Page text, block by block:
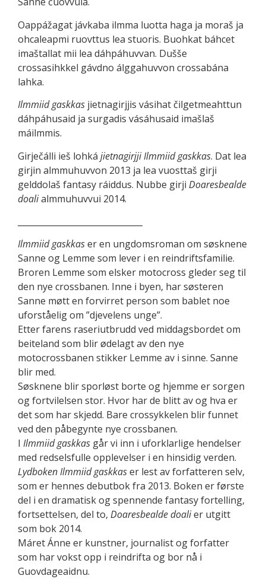
Oappážagat jávkaba ilmma luotta haga ja moraš ja
ohcaleapmi ruovttus lea stuoris. Buohkat báhcet
imaštallat mii lea dáhpáhuvvan. Dušše
crossasihkkel gávdno álggahuvvon crossabána
lahka.
Ilmmiid gaskkas jietnagirjjis vásihat čilgetmeahttun
dáhpáhusaid ja surgadis vásáhusaid imašlaš
máilmmis.
Girječálli ieš lohká jietnagirjji Ilmmiid gaskkas. Dat lea
girjin almmuhuvvon 2013 ja lea vuosttaš girji
gelddolaš fantasy ráiddus. Nubbe girji Doaresbealde
doalialmmuhuvvui 2014.
Ilmmiid gaskkaser en ungdomsroman om søsknene
Sanne og Lemme som lever i en reindriftsfamilie.
Broren Lemme som elsker motocross gleder seg til
den nye crossbanen. Inne i byen, har søsteren
Sanne møtt en forvirret person som bablet noe
uforståelig om ”djevelens unge”.
Etter farens raseriutbrudd ved middagsbordet om
beiteland som blir ødelagt av den nye
motocrossbanen stikker Lemme av i sinne. Sanne
blir med.
Søsknene blir sporløst borte og hjemme er sorgen
og fortvilelsen stor. Hvor har de blitt av og hva er
det som har skjedd. Bare crossykkelen blir funnet
ved den påbegynte nye crossbanen.
I Ilmmiid gaskkas går vi inn i uforklarlige hendelser
med redselsfulle opplevelser i en hinsidig verden.
Lydboken Ilmmiid gaskkaser lest av forfatteren selv,
som er hennes debutbok fra 2013. Boken er første
del i en dramatisk og spennende fantasy fortelling,
fortsettelsen, del to, Doaresbealde doalier utgitt
som bok 2014.
Máret Ánne er kunstner, journalist og forfatter
som har vokst opp i reindrifta og bor nå i
Guovdageaidnu.